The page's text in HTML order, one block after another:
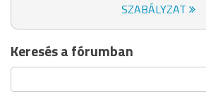
SZABÁLYZAT
Keresés a fórumban